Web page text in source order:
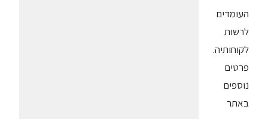
העומדים
לרשות
לקוחותיה.
פרטים
נוספים
באתר